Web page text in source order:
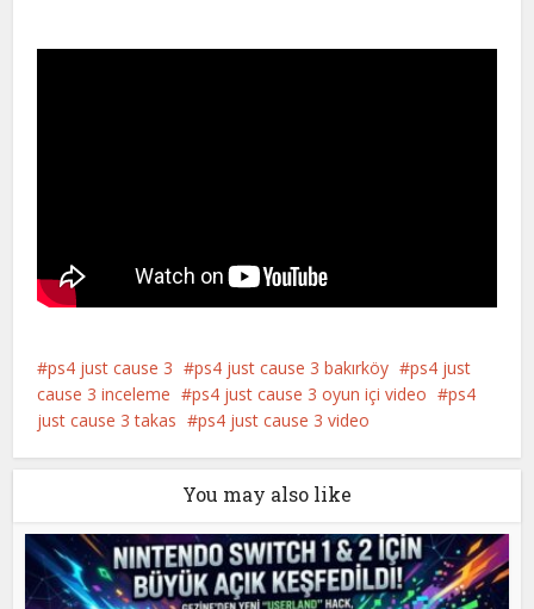
ps4 just cause 3 ps4 just cause 3 bakırköy
ps4 just
cause 3 inceleme
ps4 just cause 3 oyun içi video
ps4
just cause 3 takas
ps4 just cause 3 video
You may also like